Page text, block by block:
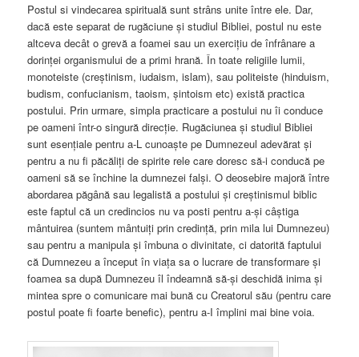
Postul si vindecarea spirituală sunt strâns unite între ele. Dar,
dacă este separat de rugăciune și studiul Bibliei, postul nu este
altceva decât o grevă a foamei sau un exercițiu de înfrânare a
dorinței organismului de a primi hrană. În toate religiile lumii,
monoteiste (creștinism, iudaism, islam), sau politeiste (hinduism,
budism, confucianism, taoism, șintoism etc) există practica
postului. Prin urmare, simpla practicare a postului nu îi conduce
pe oameni într-o singură direcție. Rugăciunea și studiul Bibliei
sunt esențiale pentru a-L cunoaște pe Dumnezeul adevărat și
pentru a nu fi păcăliți de spirite rele care doresc să-i conducă pe
oameni să se închine la dumnezei falși. O deosebire majoră între
abordarea păgână sau legalistă a postului și creștinismul biblic
este faptul că un credincios nu va posti pentru a-și câștiga
mântuirea (suntem mântuiți prin credință, prin mila lui Dumnezeu)
sau pentru a manipula și îmbuna o divinitate, ci datorită faptului
că Dumnezeu a început în viața sa o lucrare de transformare și
foamea sa după Dumnezeu îl îndeamnă să-și deschidă inima și
mintea spre o comunicare mai bună cu Creatorul său (pentru care
postul poate fi foarte benefic), pentru a-I împlini mai bine voia.